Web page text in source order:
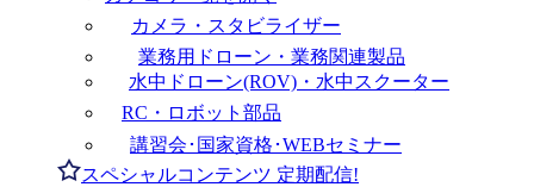
カメラ・スタビライザー
業務用ドローン・業務関連製品
水中ドローン(ROV)・水中スクーター
RC・ロボット部品
講習会･国家資格･WEBセミナー
スペシャルコンテンツ 定期配信!